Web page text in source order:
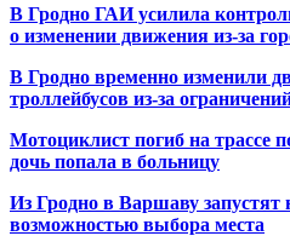
В Гродно ГАИ усилила
о изменении движения из-за
В Гродно временно изменили
троллейбусов из-за
Мотоциклист погиб на трассе
дочь попала в больницу
Из Гродно в Варшаву запустят
возможностью выбора места